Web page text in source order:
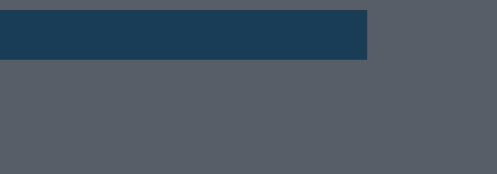
pokazali klasę
nową sportową tradycję"